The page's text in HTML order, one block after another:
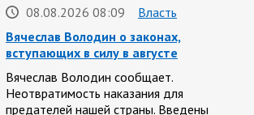
08.08.2026 08:09
Власть
Вячеслав Володин о законах,
вступающих в силу в августе
Вячеслав Володин сообщает.
Неотвратимость наказания для
предателей нашей страны. Введены